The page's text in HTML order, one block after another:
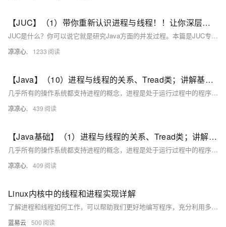
【JUC】（1）带你重新认识进程与线程！！让你深层次了解线程运行的睡眠与打断！！
JUC是什么？你可以说它就是研究Java方面的并发过程。本篇是JUC专栏的第一章！带你了解并行与并发、线程与程序、线程的启动与休眠、打断和等待！全是干货！快快快！
凉凉心. 1233
【Java】（10）进程与线程的关系、Tread类；讲解基本线程安全、网络编程内容；JSON序列化与反序列化
几乎所有的操作系统都支持进程的概念，进程是处于运行过程中的程序，并且具有一定的独立功能，进程是系统进行资源分配和调度的一个独立单位一般而言，进程包含如下三个特征。独立性动态性并发性。
凉凉心. 439
【Java基础】（1）进程与线程的关系、Tread类；讲解基本线程安全、网络编程内容；JSON序列化与反序列化
几乎所有的操作系统都支持进程的概念，进程是处于运行过程中的程序，并且具有一定的独立功能，进程是系统进行资源分配和调度的一个独立单位一般而言，进程包含如下三个特征。独立性动态性并发性。
凉凉心. 409
Linux内核中的线程和进程实现详解
了解进程和线程如何工作，可以帮助我们更好地编写程序，充分利用多核CPU，实现并行计算，提高系统的响应速度和计算效能。记住，适当平衡进程和线程的使用，既要拥有独立空间的'兄弟'，也需要在'家庭'中分享和并行的成员。对于这个世界，现在，你应该有一个全新的认识。
蓝易云 500